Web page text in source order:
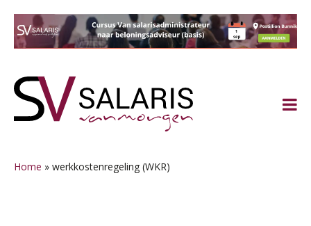
naar
hoofdnavigatie
naar
hoofd
naar
eerste
naar
voettekst
Home » werkkostenregeling (WKR)